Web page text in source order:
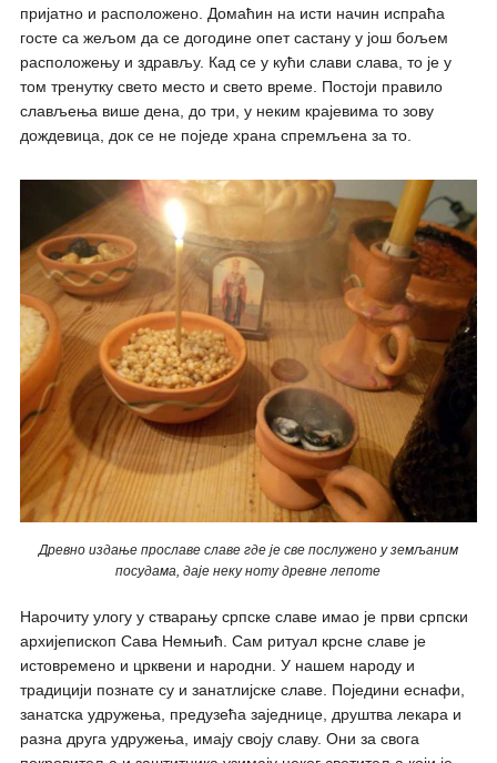
пријатно и расположено. Домаћин на исти начин испраћа
госте са жељом да се догодине опет састану у још бољем
расположењу и здрављу. Кад се у кући слави слава, то је у
том тренутку свето место и свето време. Постоји правило
слављења више дена, до три, у неким крајевима то зову
дождевица, док се не поједе храна спремљена за то.
Древно издање прославе славе где је све послужено у земљаним
посудама, даје неку ноту древне лепоте
Нарочиту улогу у стварању српске славе имао је први српски
архијепископ Сава Немњић. Сам ритуал крсне славе је
истовремено и црквени и народни. У нашем народу и
традицији познате су и занатлијске славе. Поједини еснафи,
занатска удружења, предузећа заједнице, друштва лекара и
разна друга удружења, имају своју славу. Они за свога